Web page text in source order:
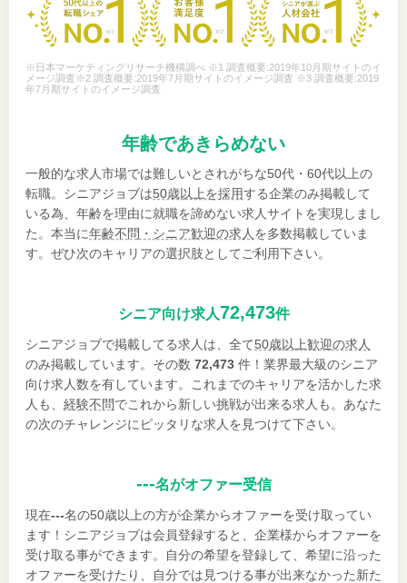
※日本マーケティングリサーチ機構調べ ※1 調査概要:2019年10月期サイトのイ
メージ調査※2 調査概要:2019年7月期サイトのイメージ調査 ※3 調査概要:2019
年7月期サイトのイメージ調査
年齢であきらめない
一般的な求人市場では難しいとされがちな50代・60代以上の
転職。シニアジョブは50歳以上を採用する企業のみ掲載して
いる為、年齢を理由に就職を諦めない求人サイトを実現しまし
た。本当に年齢不問・シニア歓迎の求人 を多数掲載していま
す。ぜひ次のキャリアの選択肢としてご利用下さい。
シニア向け求人72,473件
シニアジョブで掲載してる求人は、全て50歳以上歓迎の求人
のみ掲載しています。その数 72,473 件！業界最大級のシニア
向け求人数を有しています。これまでのキャリアを活かした求
人も、 経験不問でこれから新しい挑戦が出来る求人も。あなた
の次のチャレンジにピッタリな求人を見つけて下さい。
---名がオファー受信
現在---名の50歳以上の方が企業からオファーを受け取ってい
ます！シニアジョブは会員登録すると、企業様からオファーを
受け取る事ができます。自分の希望を登録して、希望に沿った
オファーを受けたり、自分では見つける事が出来なかった新た